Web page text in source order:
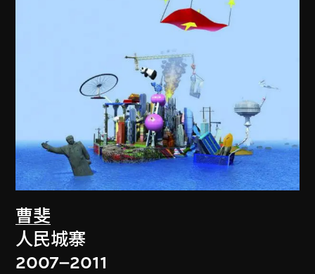
曹斐
人民城寨
2007–2011